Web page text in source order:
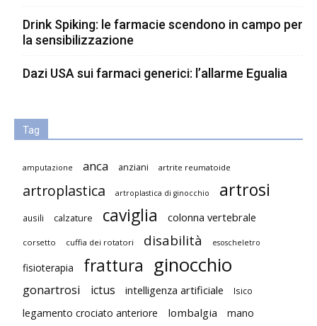
Drink Spiking: le farmacie scendono in campo per
la sensibilizzazione
Dazi USA sui farmaci generici: l’allarme Egualia
Tag
amputazione anca anziani artrite reumatoide
artroplastica artroplastica di ginocchio artrosi
ausili calzature caviglia colonna vertebrale
corsetto cuffia dei rotatori disabilità esoscheletro
fisioterapia frattura ginocchio
gonartrosi ictus intelligenza artificiale Isico
legamento crociato anteriore lombalgia
mano